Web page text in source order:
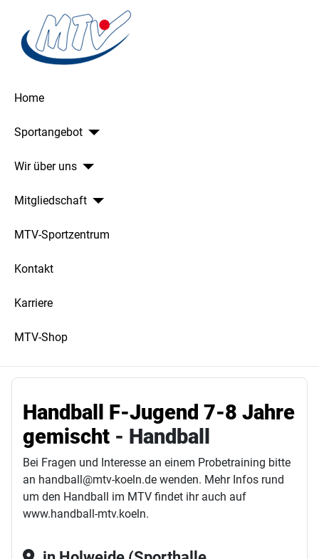
Home
Sportangebot
Wir über uns
Mitgliedschaft
MTV-Sportzentrum
Kontakt
Karriere
MTV-Shop
Handball F-Jugend 7-8 Jahre
gemischt - Handball
Bei Fragen und Interesse an einem Probetraining bitte
an handball@mtv-koeln.de wenden. Mehr Infos rund
um den Handball im MTV findet ihr auch auf
www.handball-mtv.koeln.